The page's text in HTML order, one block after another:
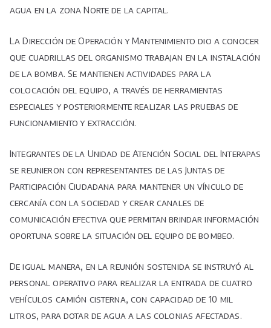
agua en la zona Norte de la capital.
La Dirección de Operación y Mantenimiento dio a conocer
que cuadrillas del organismo trabajan en la instalación
de la bomba. Se mantienen actividades para la
colocación del equipo, a través de herramientas
especiales y posteriormente realizar las pruebas de
funcionamiento y extracción.
Integrantes de la Unidad de Atención Social del Interapas
se reunieron con representantes de las Juntas de
Participación Ciudadana para mantener un vínculo de
cercanía con la sociedad y crear canales de
comunicación efectiva que permitan brindar información
oportuna sobre la situación del equipo de bombeo.
De igual manera, en la reunión sostenida se instruyó al
personal operativo para realizar la entrada de cuatro
vehículos camión cisterna, con capacidad de 10 mil
litros, para dotar de agua a las colonias afectadas.